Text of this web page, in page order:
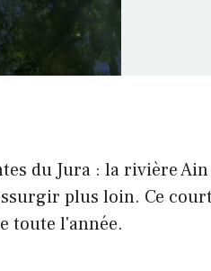
du Jura : la rivière
plus loin. Ce
toute l'année.